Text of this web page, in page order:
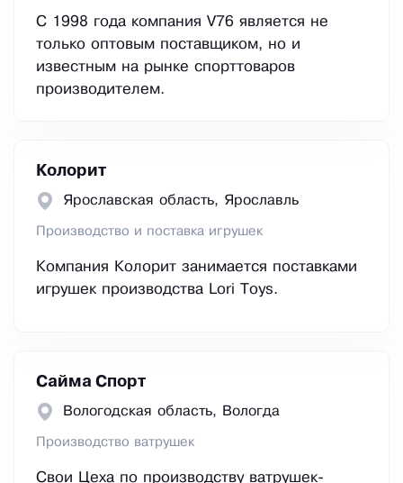
С 1998 года компания V76 является не
только оптовым поставщиком, но и
известным на рынке спорттоваров
производителем.
Колорит
Ярославская область, Ярославль
Производство и поставка игрушек
Компания Колорит занимается поставками
игрушек производства Lori Toys.
Сайма Спорт
Вологодская область, Вологда
Производство ватрушек
Свои Цеха по производству ватрушек-